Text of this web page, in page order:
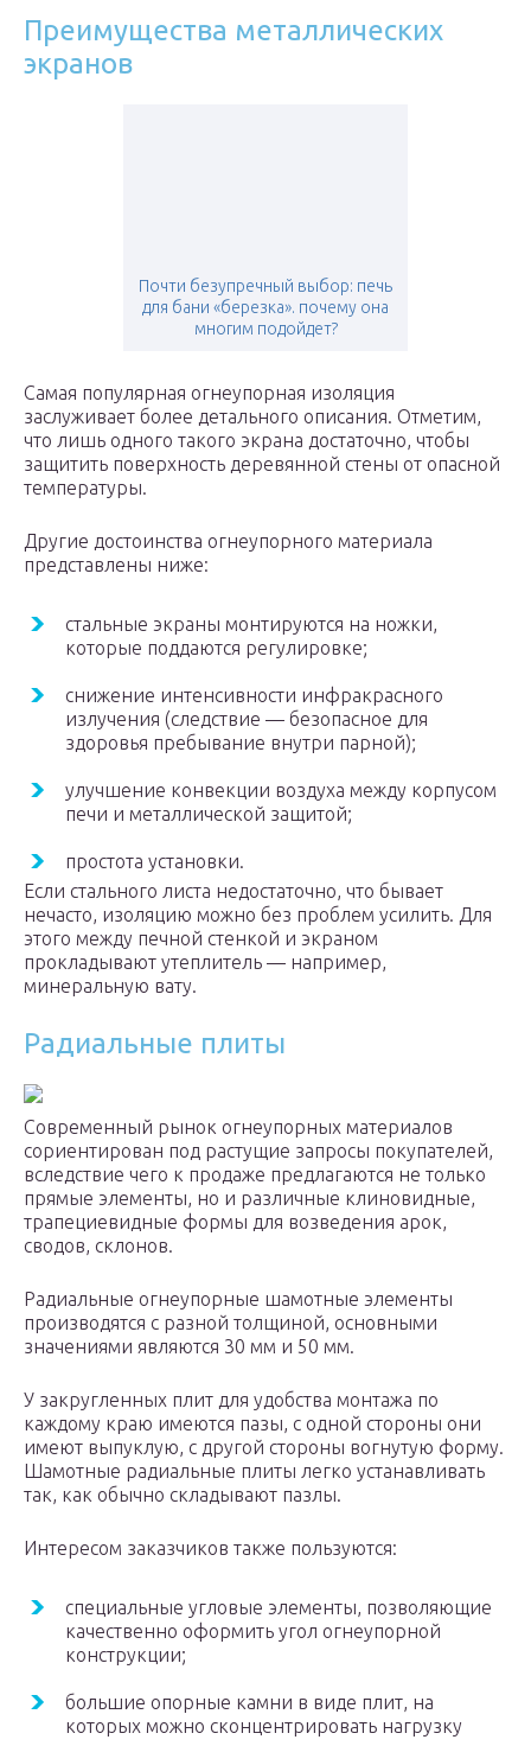
Преимущества металлических
экранов
Почти безупречный выбор: печь
для бани «березка». почему она
многим подойдет?
Самая популярная огнеупорная изоляция
заслуживает более детального описания. Отметим,
что лишь одного такого экрана достаточно, чтобы
защитить поверхность деревянной стены от опасной
температуры.
Другие достоинства огнеупорного материала
представлены ниже:
стальные экраны монтируются на ножки,
которые поддаются регулировке;
снижение интенсивности инфракрасного
излучения (следствие — безопасное для
здоровья пребывание внутри парной);
улучшение конвекции воздуха между корпусом
печи и металлической защитой;
простота установки.
Если стального листа недостаточно, что бывает
нечасто, изоляцию можно без проблем усилить. Для
этого между печной стенкой и экраном
прокладывают утеплитель — например,
минеральную вату.
Радиальные плиты
Современный рынок огнеупорных материалов
сориентирован под растущие запросы покупателей,
вследствие чего к продаже предлагаются не только
прямые элементы, но и различные клиновидные,
трапециевидные формы для возведения арок,
сводов, склонов.
Радиальные огнеупорные шамотные элементы
производятся с разной толщиной, основными
значениями являются 30 мм и 50 мм.
У закругленных плит для удобства монтажа по
каждому краю имеются пазы, с одной стороны они
имеют выпуклую, с другой стороны вогнутую форму.
Шамотные радиальные плиты легко устанавливать
так, как обычно складывают пазлы.
Интересом заказчиков также пользуются:
специальные угловые элементы, позволяющие
качественно оформить угол огнеупорной
конструкции;
большие опорные камни в виде плит, на
которых можно сконцентрировать нагрузку